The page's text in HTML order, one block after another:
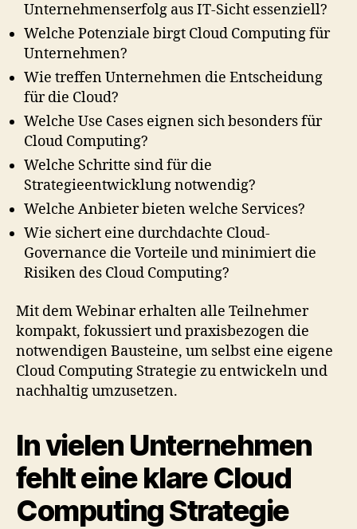
Unternehmenserfolg aus IT-Sicht essenziell?
Welche Potenziale birgt Cloud Computing für
Unternehmen?
Wie treffen Unternehmen die Entscheidung
für die Cloud?
Welche Use Cases eignen sich besonders für
Cloud Computing?
Welche Schritte sind für die
Strategieentwicklung notwendig?
Welche Anbieter bieten welche Services?
Wie sichert eine durchdachte Cloud-
Governance die Vorteile und minimiert die
Risiken des Cloud Computing?
Mit dem Webinar erhalten alle Teilnehmer
kompakt, fokussiert und praxisbezogen die
notwendigen Bausteine, um selbst eine eigene
Cloud Computing Strategie zu entwickeln und
nachhaltig umzusetzen.
In vielen Unternehmen
fehlt eine klare Cloud
Computing Strategie